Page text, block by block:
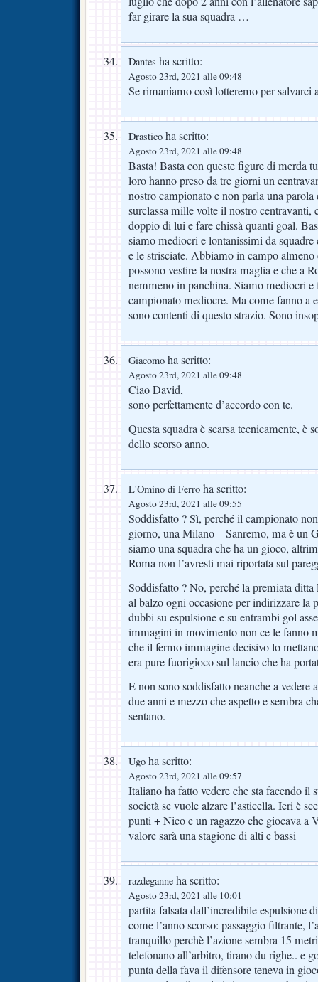
far girare la sua squadra …
Dantes ha scritto:
Agosto 23rd, 2021 alle 09:48
Se rimaniamo così lotteremo per salvarci
Drastico ha scritto:
Agosto 23rd, 2021 alle 09:48
Basta! Basta con queste figure di merda
loro hanno preso da tre giorni un
nostro campionato e non parla una
surclassa mille volte il nostro centravanti,
doppio di lui e fare chissà quanti goal.
siamo mediocri e lontanissimi da
e le strisciate. Abbiamo in campo
possono vestire la nostra maglia e che a
nemmeno in panchina. Siamo mediocri
campionato mediocre. Ma come fanno a
sono contenti di questo strazio. Sono
Giacomo ha scritto:
Agosto 23rd, 2021 alle 09:48
Ciao David,
sono perfettamente d’accordo con te.
Questa squadra è scarsa tecnicamente, è
dello scorso anno.
L'Omino di Ferro ha scritto:
Agosto 23rd, 2021 alle 09:55
Soddisfatto ? Sì, perché il campionato
giorno, una Milano – Sanremo, ma è un
siamo una squadra che ha un gioco,
Roma non l’avresti mai riportata sul
Soddisfatto ? No, perché la premiata
al balzo ogni occasione per indirizzare la
dubbi su espulsione e su entrambi gol
immagini in movimento non ce le fanno
che il fermo immagine decisivo lo
era pure fuorigioco sul lancio che ha
E non sono soddisfatto neanche a vedere
due anni e mezzo che aspetto e sembra
sentano.
Ugo ha scritto:
Agosto 23rd, 2021 alle 09:57
Italiano ha fatto vedere che sta facendo il
società se vuole alzare l’asticella. Ieri è
punti + Nico e un ragazzo che giocava a
valore sarà una stagione di alti e bassi
razdeganne ha scritto:
Agosto 23rd, 2021 alle 10:01
partita falsata dall’incredibile espulsione
come l’anno scorso: passaggio filtrante,
tranquillo perchè l’azione sembra 15
telefonano all’arbitro, tirano du righe.. e
punta della fava il difensore teneva in